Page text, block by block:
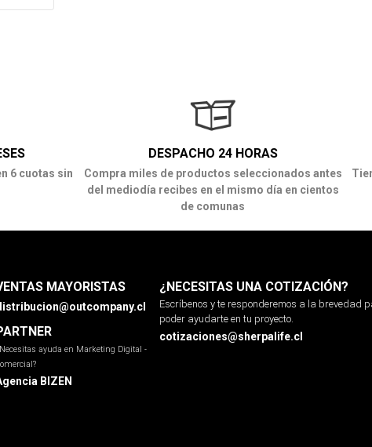
6 cuotas sin
DESPACHO 24 HORAS
Compra miles de productos seleccionados antes
del mediodía recibes en el mismo día en cientos
de comunas
MAYORISTAS
ayuda en Marketing Digital -
BIZEN
¿NECESITAS UNA COTIZACIÓN?
Escríbenos y te responderemos a la brevedad
poder ayudarte en tu proyecto.
cotizaciones@sherpalife.cl